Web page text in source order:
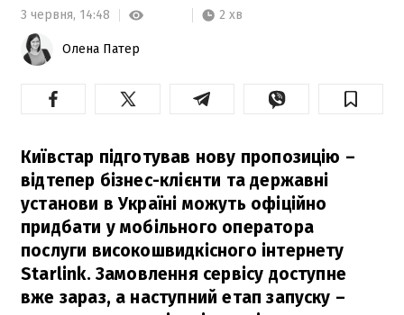
3 червня, 14:48 2 хв
Олена Патер
Київстар підготував нову пропозицію –
відтепер бізнес-клієнти та державні
установи в Україні можуть офіційно
придбати у мобільного оператора
послуги високошвидкісного інтернету
Starlink. Замовлення сервісу доступне
вже зараз, а наступний етап запуску –